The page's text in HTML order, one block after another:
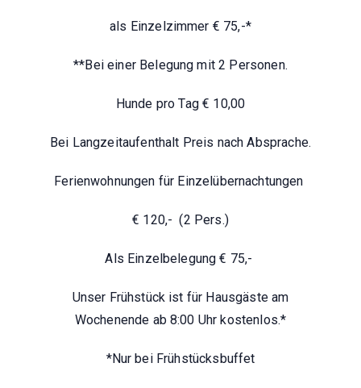
als Einzelzimmer € 75,-*
**Bei einer Belegung mit 2 Personen.
Hunde pro Tag € 10,00
Bei Langzeitaufenthalt Preis nach Absprache.
Ferienwohnungen für Einzelübernachtungen
€ 120,- (2 Pers.)
Als Einzelbelegung € 75,-
Unser Frühstück ist für Hausgäste am
Wochenende ab 8:00 Uhr kostenlos.*
*Nur bei Frühstücksbuffet